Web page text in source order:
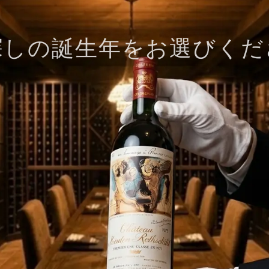
の誕生年をお選びく